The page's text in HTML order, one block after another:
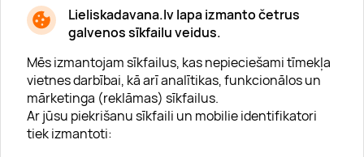
Lieliskadavana.lv lapa izmanto četrus
galvenos sīkfailu veidus.
Mēs izmantojam sīkfailus, kas nepieciešami tīmekļa
vietnes darbībai, kā arī analītikas, funkcionālos un
mārketinga (reklāmas) sīkfailus.
Ar jūsu piekrišanu sīkfaili un mobilie identifikatori
tiek izmantoti:
* Esmu iepazinies/usies ar privātuma politiku
Par "Lieliska dāvana"